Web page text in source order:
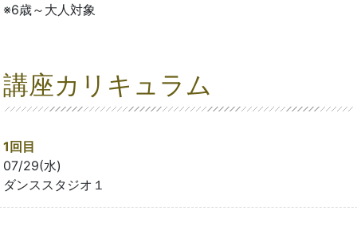
※6歳～大人対象
講座カリキュラム
1回目
07/29(水)
ダンススタジオ１